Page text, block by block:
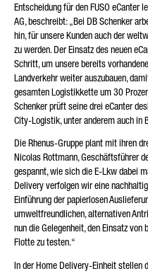
Entscheidung für den FUSO eCanter
AG, beschreibt: „Bei DB Schenker
hin, für unsere Kunden auch der
zu werden. Der Einsatz des neuen
Schritt, um unsere bereits
Landverkehr weiter auszubauen,
gesamten Logistikkette um 30
Schenker prüft seine drei eCanter
City-Logistik, unter anderem auch in
Die Rhenus-Gruppe plant mit ihren
Nicolas Rottmann, Geschäftsführer
gespannt, wie sich die E-Lkw dabei
Delivery verfolgen wir eine
Einführung der papierlosen
umweltfreundlichen, alternativen
nun die Gelegenheit, den Einsatz
Flotte zu testen.“
In der Home Delivery-Einheit stellen